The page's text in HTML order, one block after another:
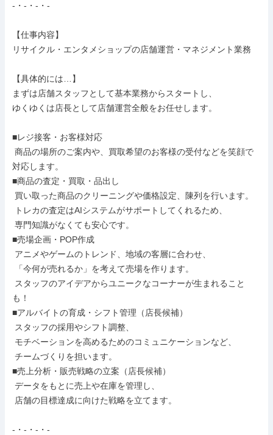
-・-・-・-
【仕事内容】
リサイクル・エンタメショップの店舗運営・マネジメント業務
【具体的には…】
まずは店舗スタッフとして基本業務からスタートし、
ゆくゆくは店長として店舗運営全般をお任せします。
■レジ接客・お客様対応
対応します。
■商品の査定・買取・品出し
■売場企画・POP作成
も！
■アルバイトの育成・シフト管理（店長候補）
■売上分析・販売戦略の立案（店長候補）
-・-・-・-